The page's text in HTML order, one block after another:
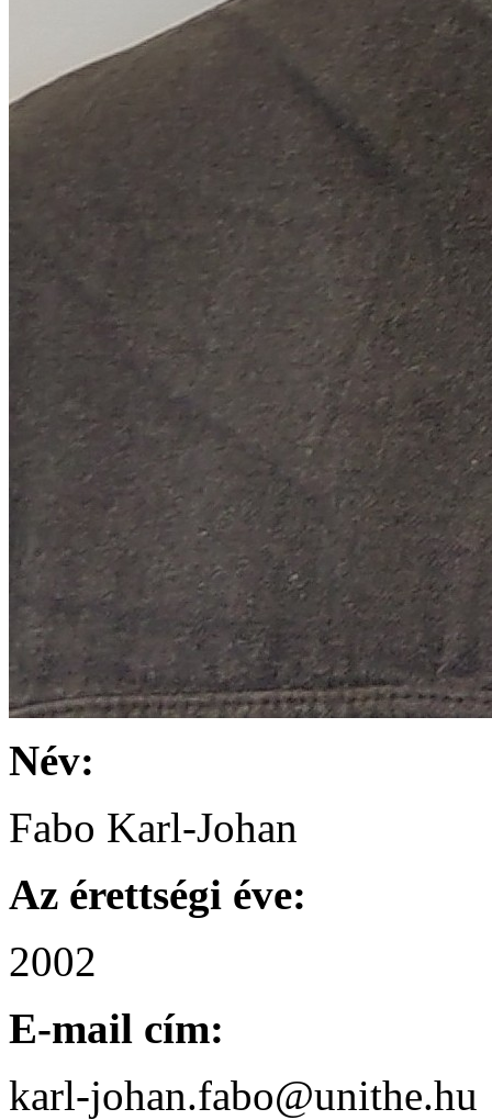
Név:
Fabo Karl-Johan
Az érettségi éve:
2002
E-mail cím:
karl-johan.fabo@unithe.hu